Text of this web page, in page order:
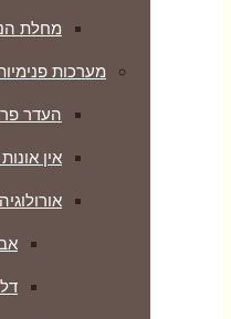
מחלת
מערכות
העדר
אין
אורולוגיה